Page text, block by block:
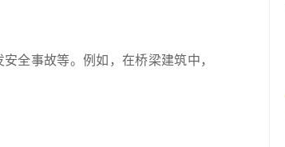
全事故等。例如，在桥梁建筑中，